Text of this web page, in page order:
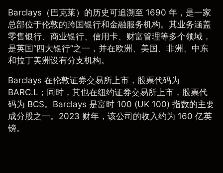
Barclays（巴克莱）的历史可追溯至 1690 年，是一家
总部位于伦敦的跨国银行和金融服务机构。其业务涵盖
零售银行、商业银行、信用卡、财富管理等多个领域，
是英国“四大银行”之一，并在欧洲、美国、非洲、中东
和拉丁美洲设有分支机构。
Barclays 在伦敦证券交易所上市，股票代码为
BARC.L；同时，其也在纽约证券交易所上市，股票代
码为 BCS。Barclays 是富时 100 (UK 100) 指数的主要
成分股之一。2023 财年，该公司的收入约为 160 亿英
镑。